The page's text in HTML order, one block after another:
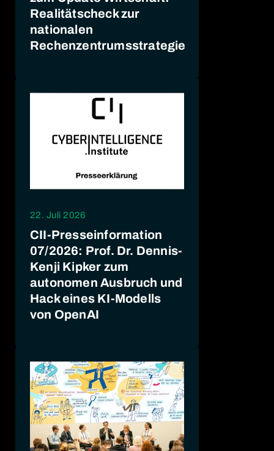
Realitätscheck zur
nationalen
Rechenzentrumsstrategie
22. Juli 2026
CII-Presseinformation
07/2026: Prof. Dr. Dennis-
Kenji Kipker zum
autonomen Ausbruch und
Hack eines KI-Modells
von OpenAI